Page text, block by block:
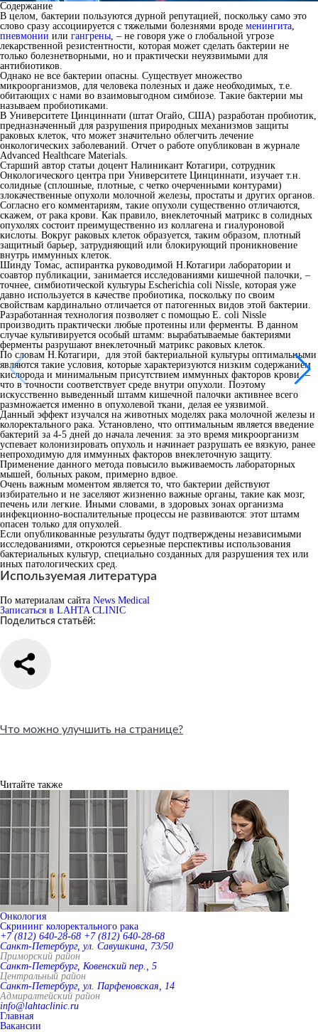
Содержание
В целом, бактерии пользуются дурной репутацией, поскольку само это
слово сразу ассоциируется с тяжелыми болезнями вроде менингита,
пневмонии или гангрены, – не говоря уже о глобальной угрозе
лекарственной резистентности, которая может сделать бактерии не
только болезнетворными, но и практически неуязвимыми для
антибиотиков.
Однако не все бактерии опасны. Существует множество
микроорганизмов, для человека полезных и даже необходимых, т.е.
обитающих с нами во взаимовыгодном симбиозе. Такие бактерии мы
называем пробиотиками.
В Университете Цинциннати (штат Огайо, США) разработан пробиотик,
предназначенный для разрушения природных механизмов защиты
раковых клеток, что может значительно облегчить лечение
онкологических заболеваний. Отчет о работе опубликован в журнале
Advanced Healthcare Materials.
Старший автор статьи доцент Налиникант Котагири, сотрудник
Онкологического центра при Университете Цинциннати, изучает т.н.
солидные (сплошные, плотные, с четко очерченными контурами)
злокачественные опухоли молочной железы, простаты и других органов.
Согласно его комментариям, такие опухоли существенно отличаются,
скажем, от рака крови. Как правило, внеклеточный матрикс в солидных
опухолях состоит преимущественно из коллагена и гиалуроновой
кислоты. Вокруг раковых клеток образуется, таким образом, плотный
защитный барьер, затрудняющий или блокирующий проникновение
внутрь иммунных клеток.
Шинду Томас, аспирантка руководимой Н.Котагири лаборатории и
соавтор публикации, занимается исследованиями кишечной палочки, –
точнее, симбиотической культуры Escherichia coli Nissle, которая уже
давно используется в качестве пробиотика, поскольку по своим
свойствам кардинально отличается от патогенных видов этой бактерии.
Разработанная технология позволяет с помощью E. coli Nissle
производить практически любые протеины или ферменты. В данном
случае культивируется особый штамм: вырабатываемые бактериями
ферменты разрушают внеклеточный матрикс раковых клеток.
По словам Н.Котагири, для этой бактериальной культуры оптимальными
являются такие условия, которые характеризуются низким содержанием
кислорода и минимальным присутствием иммунных факторов крови, –
что в точности соответствует среде внутри опухоли. Поэтому
искусственно выведенный штамм кишечной палочки активнее всего
размножается именно в опухолевой ткани, делая ее уязвимой.
Данный эффект изучался на животных моделях рака молочной железы и
колоректального рака. Установлено, что оптимальным является введение
бактерий за 4-5 дней до начала лечения: за это время микроорганизм
успевает колонизировать опухоль и начинает разрушать ее вязкую, ранее
непроходимую для иммунных факторов внеклеточную защиту.
Применение данного метода повысило выживаемость лабораторных
мышей, больных раком, примерно вдвое.
Очень важным моментом является то, что бактерии действуют
избирательно и не заселяют жизненно важные органы, такие как мозг,
печень или легкие. Иными словами, в здоровых зонах организма
инфекционно-воспалительные процессы не развиваются: этот штамм
опасен только для опухолей.
Если опубликованные результаты будут подтверждены независимыми
исследованиями, откроются серьезные перспективы использования
бактериальных культур, специально созданных для разрушения тех или
иных патологических сред.
Используемая литература
По материалам сайта News Medical
Записаться в LAHTA CLINIC
Поделиться статьёй:
Что можно улучшить на странице?
Читайте также
Онкология
Скрининг колоректального рака
+7 (812) 640-28-68 +7 (812) 640-28-68
Санкт-Петербург, ул. Савушкина, 73/50
Приморский район
Санкт-Петербург, Ковенский пер., 5
Центральный район
Санкт-Петербург, ул. Парфеновская, 14
Адмиралтейский район
info@lahtaclinic.ru
Главная
Вакансии